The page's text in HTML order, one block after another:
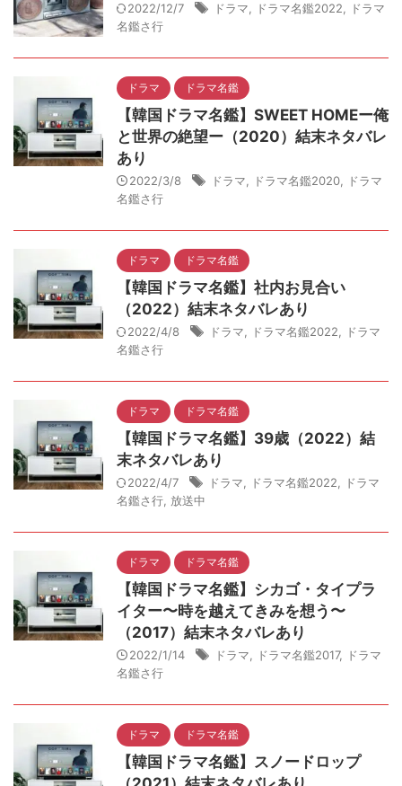
2022/12/7 ドラマ ドラマ名鑑2022
ドラマ
名鑑さ行
ドラマ ドラマ名鑑
【韓国ドラマ名鑑】SWEET HOMEー俺
と世界の絶望ー（2020）結末ネタバレ
あり
2022/3/8 ドラマ ドラマ名鑑2020
ドラマ
名鑑さ行
ドラマ ドラマ名鑑
【韓国ドラマ名鑑】社内お見合い
（2022）結末ネタバレあり
2022/4/8 ドラマ ドラマ名鑑2022
ドラマ
名鑑さ行
ドラマ ドラマ名鑑
【韓国ドラマ名鑑】39歳（2022）結
末ネタバレあり
2022/4/7 ドラマ ドラマ名鑑2022
ドラマ
名鑑さ行 放送中
ドラマ ドラマ名鑑
【韓国ドラマ名鑑】シカゴ・タイプラ
イター〜時を越えてきみを想う〜
（2017）結末ネタバレあり
2022/1/14 ドラマ ドラマ名鑑2017,
ドラマ
名鑑さ行
ドラマ ドラマ名鑑
【韓国ドラマ名鑑】スノードロップ